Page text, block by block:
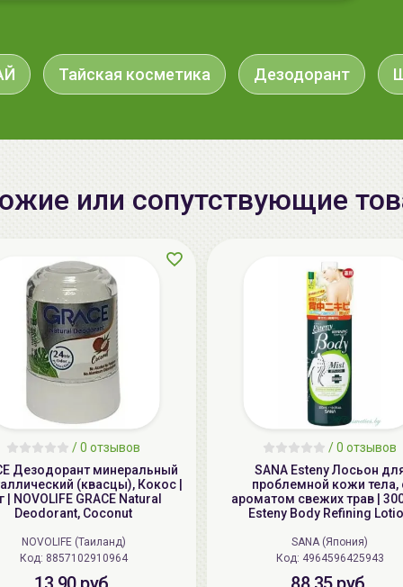
Тайская косметика Дезодорант
или сопутствующие
/0 отзывов
Дезодорант минеральный
(квасцы), Кокос |
| NOVOLIFE GRACE Natural
Deodorant, Coconut
NOVOLIFE (Таиланд)
Код: 8857102910964
/0 отзывов
SANA Esteny Лосьон
проблемной кожи тела,
ароматом свежих трав |
Esteny Body Refining
SANA (Япония)
Код: 4964596425943